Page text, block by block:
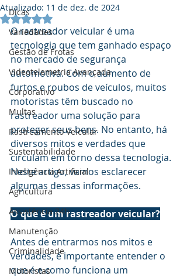
Dicas
Variedades
Gestão de Frotas
Videotelemetria Avançada
Corporativo
Multas
Rastreamento Veicular
Sustentabilidade
Inteligência Artificial
Agricultura
Assistência 24h
Manutenção
Criminalidade
Motoristas
Atualizado: 11 de dez. de 2024
Avaliado com NaN de 5 estrelas.
O rastreador veicular é uma
tecnologia que tem ganhado espaço
no mercado de segurança
automotiva. Com o aumento de
furtos e roubos de veículos, muitos
motoristas têm buscado no
rastreador uma solução para
proteger seus bens. No entanto, há
diversos mitos e verdades que
circulam em torno dessa tecnologia.
Neste artigo, vamos esclarecer
algumas dessas informações.
O que é um rastreador veicular?
Antes de entrarmos nos mitos e
verdades, é importante entender o
que é e como funciona um